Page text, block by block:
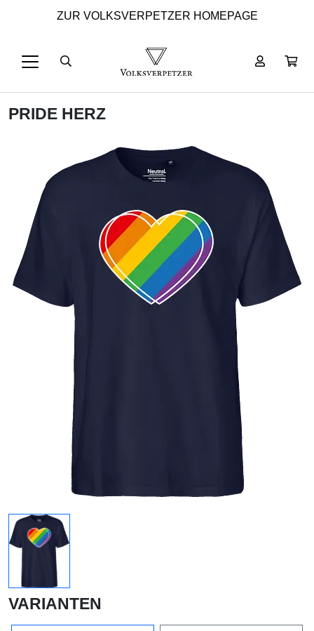
ZUR VOLKSVERPETZER HOMEPAGE
PRIDE HERZ
VARIANTEN